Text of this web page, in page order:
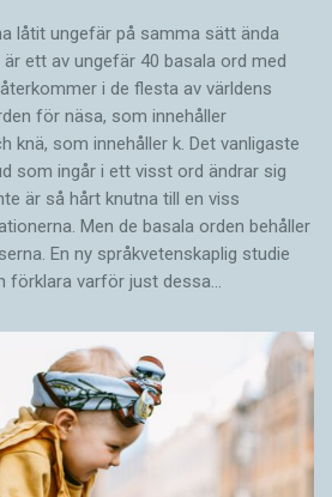
låtit ungefär på samma sätt ända
ett av ungefär 40 basala ord med
i de flesta av världens
för näsa, som innehåller
knä, som innehåller k. Det vanligaste
som ingår i ett visst ord ändrar sig
är så hårt knutna till en viss
Men de basala orden behåller
En ny språkvetenskaplig studie
förklara varför just dessa…